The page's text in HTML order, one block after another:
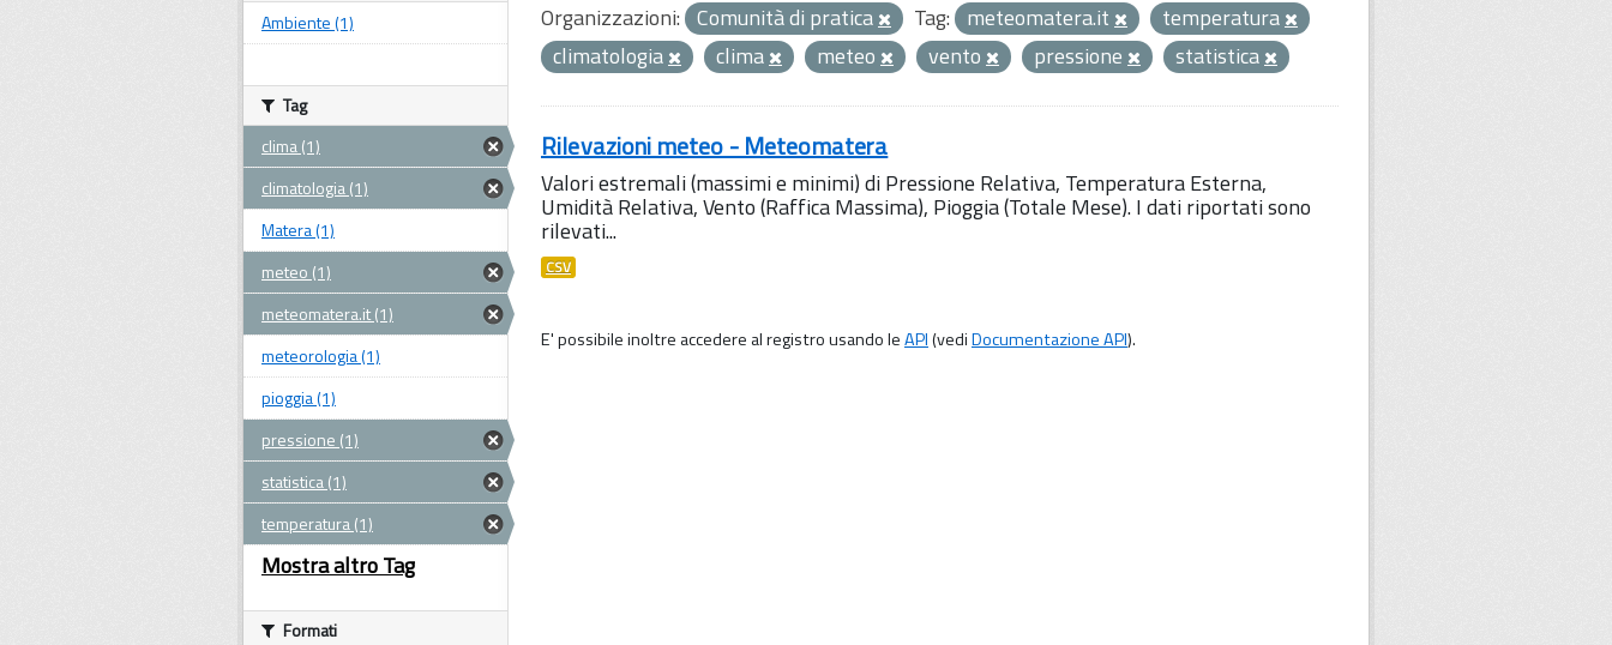
Organizzazioni: Comunità di pratica Tag: meteomatera.it
temperatura
climatologia
clima meteo vento pressione statistica
Rilevazioni meteo - Meteomatera
Valori estremali (massimi e minimi) di Pressione Relativa, Temperatura Esterna,
Umidità Relativa, Vento (Raffica Massima), Pioggia (Totale Mese). I dati riportati sono
rilevati...
CSV
E' possibile inoltre accedere al registro usando leAPI(vediDocumentazione API).
Ambiente (1)
Tag
clima (1)
climatologia (1)
Matera (1)
meteo (1)
meteomatera.it (1)
meteorologia (1)
pioggia (1)
pressione (1)
statistica (1)
temperatura (1)
Mostra altro Tag
Formati